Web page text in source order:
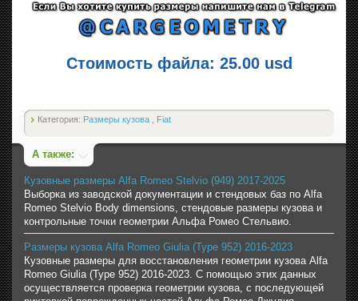
Стоимость файла: 25.00 usd
Категория: Размеры кузова Fiat
А также:
Кузовные размеры Alfa Romeo Stelvio (949) 2017-2025
Выборка из заводской документации и стендовых баз по Alfa
Romeo Stelvio Body dimensions, стендовые размеры кузова и
контрольные точки геометрии Альфа Ромео Стельвио.
Размеры кузова Alfa Romeo Giulia (Type 952) 2016-2023
Кузовные размеры для восстановления геометрии кузова Alfa
Romeo Giulia (Type 952) 2016-2023. С помощью этих данных
осуществляется проверка геометрии кузова, с последующей